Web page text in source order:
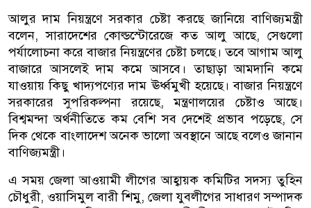
আলুর দাম নিয়ন্ত্রণে সরকার চেষ্টা করছে জানিয়ে বাণিজ্যমন্ত্রী
বলেন, সারাদেশের কোল্ডস্টোরেজে কত আলু আছে, সেগুলো
পর্যালোচনা করে বাজার নিয়ন্ত্রণের চেষ্টা চলছে। তবে আগাম আলু
বাজারে আসলেই দাম কমে আসবে। তাছাড়া আমদানি কমে
যাওয়ায় কিছু খাদ্যপণ্যের দাম ঊর্ধ্বমুখী হয়েছে। বাজার নিয়ন্ত্রণে
সরকারের সুপরিকল্পনা রয়েছে, মন্ত্রণালয়ের চেষ্টাও আছে।
বিশ্বমন্দা অর্থনীতিতে কম বেশি সব দেশেই প্রভাব পড়েছে, সে
দিক থেকে বাংলাদেশ অনেক ভালো অবস্থানে আছে বলেও জানান
বাণিজ্যমন্ত্রী।
এ সময় জেলা আওয়ামী লীগের আহ্বায়ক কমিটির সদস্য তুহিন
চৌধুরী, ওয়াসিমুল বারী শিমু, জেলা যুবলীগের সাধারণ সম্পাদক